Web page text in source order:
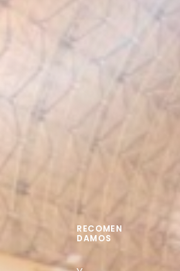
RECOMEN
DAMOS